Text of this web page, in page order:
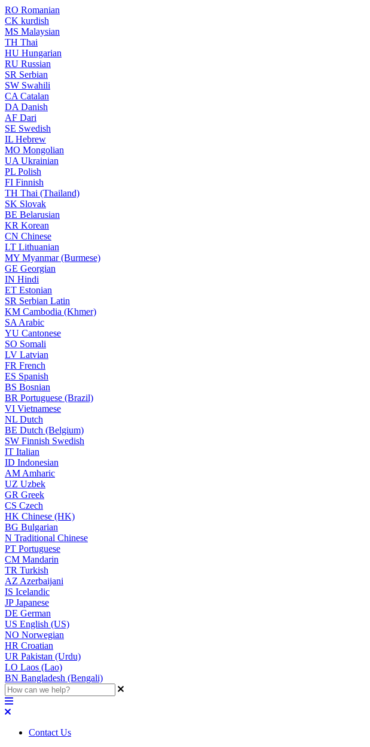
RO Romanian
CK kurdish
MS Malaysian
TH Thai
HU Hungarian
RU Russian
SR Serbian
SW Swahili
CA Catalan
DA Danish
AF Dari
SE Swedish
IL Hebrew
MO Mongolian
UA Ukrainian
PL Polish
FI Finnish
TH Thai (Thailand)
SK Slovak
BE Belarusian
KR Korean
CN Chinese
LT Lithuanian
MY Myanmar (Burmese)
GE Georgian
IN Hindi
ET Estonian
SR Serbian Latin
KM Cambodia (Khmer)
SA Arabic
YU Cantonese
SO Somali
LV Latvian
FR French
ES Spanish
BS Bosnian
BR Portuguese (Brazil)
VI Vietnamese
NL Dutch
BE Dutch (Belgium)
SW Finnish Swedish
IT Italian
ID Indonesian
AM Amharic
UZ Uzbek
GR Greek
CS Czech
HK Chinese (HK)
BG Bulgarian
N Traditional Chinese
PT Portuguese
CM Mandarin
TR Turkish
AZ Azerbaijani
IS Icelandic
JPJapanese
DE German
US English (US)
NO Norwegian
HR Croatian
UR Pakistan (Urdu)
LO Laos (Lao)
BN Bangladesh (Bengali)
Contact Us